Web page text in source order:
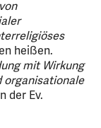
heißen.
mit Wirkung
organisationale
der Ev.